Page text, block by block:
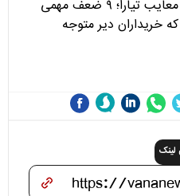
معایب تیارا؛ ۹ ضعف مهمی
که خریداران دیر متوجه
لینک